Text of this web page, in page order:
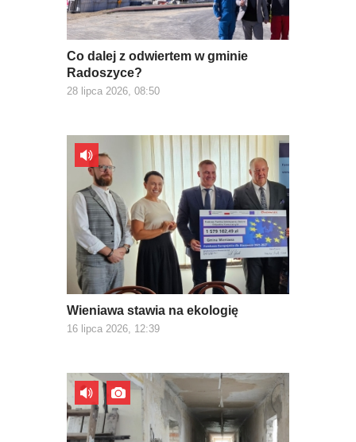
Co dalej z odwiertem w gminie
Radoszyce?
28 lipca 2026, 08:50
Wieniawa stawia na ekologię
16 lipca 2026, 12:39